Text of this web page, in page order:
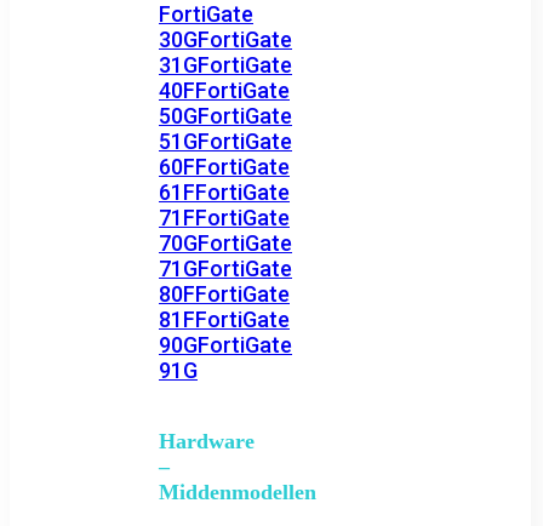
FortiGate
30GFortiGate
31GFortiGate
40FFortiGate
50GFortiGate
51GFortiGate
60FFortiGate
61FFortiGate
71FFortiGate
70GFortiGate
71GFortiGate
80FFortiGate
81FFortiGate
90GFortiGate
91G
Hardware
–
Middenmodellen